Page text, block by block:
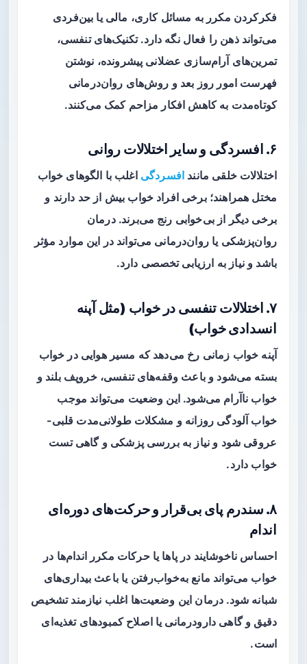
فکرکردن مکرر به مسائل کاری، مالی یا بین‌فردی
می‌تواند ذهن را فعال نگه دارد. تکنیک‌های تنفسی،
تمرین‌های آرام‌سازی عضلانی پیشرونده، نوشتن
فهرست امور روز بعد و روش‌های روان‌درمانی
کوتاه‌مدت به کاهش افکار مزاحم کمک می‌کنند.
۶. افسردگی و سایر اختلالات روانی
اختلالات خلقی مانند افسردگی اغلب با الگوهای خواب
مختل همراهند؛ برخی افراد خواب بیش از حد دارند و
برخی دیگر از بی‌خوابی رنج می‌برند. درمان
روان‌پزشکی یا روان‌درمانی می‌تواند در این موارد مؤثر
باشد و نیاز به ارزیابی تخصصی دارد.
۷. اختلالات تنفسی در خواب (مثل آپنه
انسدادی خواب)
آپنه خواب زمانی رخ می‌دهد که مسیر هوایی در خواب
بسته می‌شود و باعث وقفه‌های تنفسی، خروپف بلند و
خواب ناآرام می‌شود. این وضعیت می‌تواند موجب
خواب آلودگی روزانه و مشکلات طولانی‌مدت قلبی-
عروقی شود و نیاز به بررسی پزشکی و گاهی تست
خواب دارد.
۸. سندرم پای بی‌قرار و حرکت‌های دوره‌ای
اندام
احساس ناخوشایند در پاها یا حرکات مکرر اندام‌ها در
خواب می‌تواند مانع به‌خواب‌رفتن یا باعث بیداری‌های
شبانه شود. درمان این وضعیت‌ها اغلب نیازمند تشخیص
دقیق و گاهی دارودرمانی یا اصلاح کمبودهای تغذیه‌ای
است.